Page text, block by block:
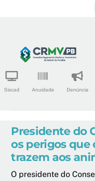
content
Siscad Anuidade Denúncia
Presidente do
os perigos que
trazem aos
O presidente do